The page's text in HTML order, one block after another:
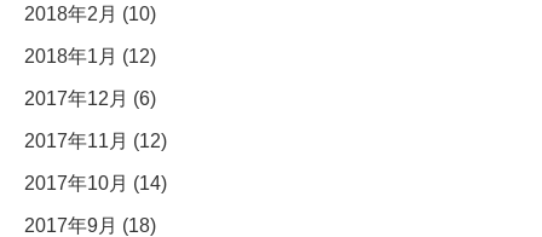
2018年2月 (10)
2018年1月 (12)
2017年12月 (6)
2017年11月 (12)
2017年10月 (14)
2017年9月 (18)